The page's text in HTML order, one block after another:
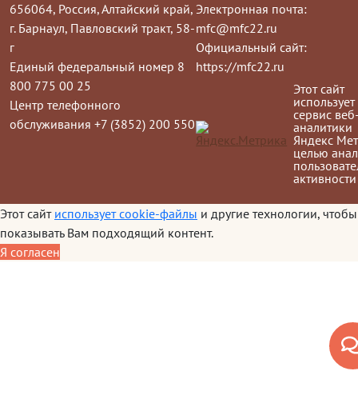
656064, Россия, Алтайский край,
г. Барнаул, Павловский тракт, 58-
г
Единый федеральный номер 8
800 775 00 25
Центр телефонного
обслуживания +7 (3852) 200 550
Электронная почта:
mfc@mfc22.ru
Официальный сайт:
https://mfc22.ru
Этот сайт
использует
сервис
аналитики
Яндекс
целью
активности
Этот сайт использует cookie-файлы и другие технологии, чтобы
показывать Вам подходящий контент.
Я согласен